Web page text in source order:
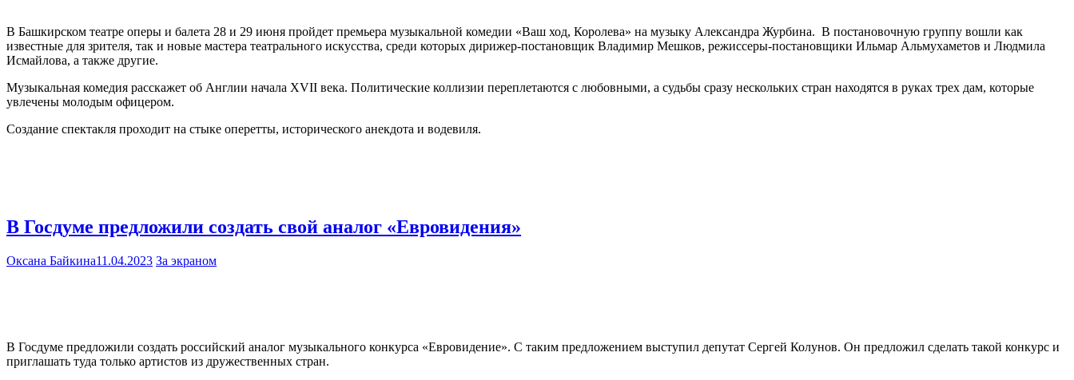
В Башкирском театре оперы и балета 28 и 29 июня пройдет премьера музыкальной комедии «Ваш ход, Королева» на музыку Александра Журбина. В постановочную группу вошли как
известные для зрителя, так и новые мастера театрального искусства, среди которых дирижер-постановщик Владимир Мешков, режиссеры-постановщики Ильмар Альмухаметов и Людмила
Исмайлова, а также другие.
Музыкальная комедия расскажет об Англии начала XVII века. Политические коллизии переплетаются с любовными, а судьбы сразу нескольких стран находятся в руках трех дам, которые
увлечены молодым офицером.
Создание спектакля проходит на стыке оперетты, исторического анекдота и водевиля.
В Госдуме предложили создать свой аналог «Евровидения»
Оксана Байкина11.04.2023 За экраном
В Госдуме предложили создать российский аналог музыкального конкурса «Евровидение». С таким предложением выступил депутат Сергей Колунов. Он предложил сделать такой конкурс и
приглашать туда только артистов из дружественных стран.